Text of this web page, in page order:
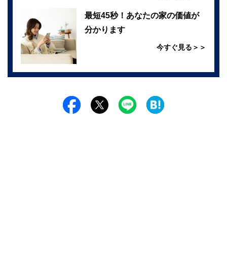
最短45秒！あなたの家の価値が
分かります
今すぐ見る＞＞